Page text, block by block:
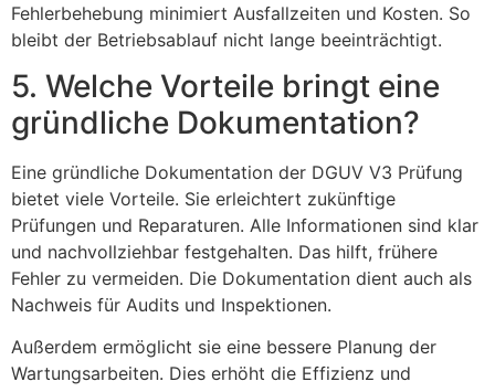
Fehlerbehebung minimiert Ausfallzeiten und Kosten. So
bleibt der Betriebsablauf nicht lange beeinträchtigt.
5. Welche Vorteile bringt eine
gründliche Dokumentation?
Eine gründliche Dokumentation der DGUV V3 Prüfung
bietet viele Vorteile. Sie erleichtert zukünftige
Prüfungen und Reparaturen. Alle Informationen sind klar
und nachvollziehbar festgehalten. Das hilft, frühere
Fehler zu vermeiden. Die Dokumentation dient auch als
Nachweis für Audits und Inspektionen.
Außerdem ermöglicht sie eine bessere Planung der
Wartungsarbeiten. Dies erhöht die Effizienz und